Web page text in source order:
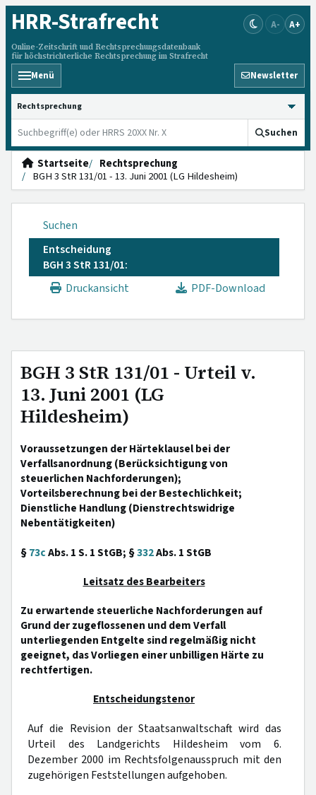
HRR-Strafrecht
Online-Zeitschrift und Rechtsprechungsdatenbank
für höchstrichterliche Rechtsprechung im Strafrecht
A- A+
Menü Newsletter
HRRS durchsuchen
Suchen
Startseite
Rechtsprechung
BGH 3 StR 131/01 - 13. Juni 2001 (LG Hildesheim)
Suchen
Entscheidung
BGH 3 StR 131/01:
Druckansicht
PDF-Download
BGH 3 StR 131/01 - Urteil v.
13. Juni 2001 (LG
Hildesheim)
Voraussetzungen der Härteklausel bei der
Verfallsanordnung (Berücksichtigung von
steuerlichen Nachforderungen);
Vorteilsberechnung bei der Bestechlichkeit;
Dienstliche Handlung (Dienstrechtswidrige
Nebentätigkeiten)
§73cAbs. 1 S. 1 StGB; §332Abs. 1 StGB
Leitsatz des Bearbeiters
Zu erwartende steuerliche Nachforderungen auf
Grund der zugeflossenen und dem Verfall
unterliegenden Entgelte sind regelmäßig nicht
geeignet, das Vorliegen einer unbilligen Härte zu
rechtfertigen.
Entscheidungstenor
Auf die Revision der Staatsanwaltschaft wird das
Urteil des Landgerichts Hildesheim vom 6.
Dezember 2000 im Rechtsfolgenausspruch mit den
zugehörigen Feststellungen aufgehoben.